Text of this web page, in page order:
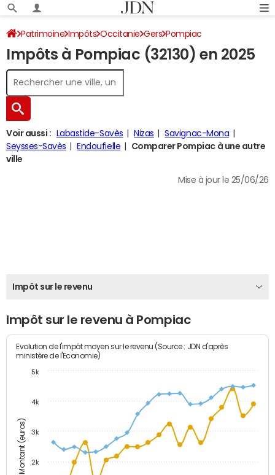
Patrimoine Impôts Occitanie Gers Pompiac
Impôt sur le revenu
Impôts à Pompiac (32130) en 2025
Voir aussi : Labastide-Savès Nizas
Savignac-Mona
Seysses-Savès
Endoufielle
Comparer Pompiac à une autre
ville
Mise à jour le 25/06/26
Impôt sur le revenu
Impôt sur le revenu à Pompiac
Montant (euros)
Evolution de l'impôt moyen sur le revenu (Source : JDN d'après
ministère de l'Economie)
2k
3k
4k
5k